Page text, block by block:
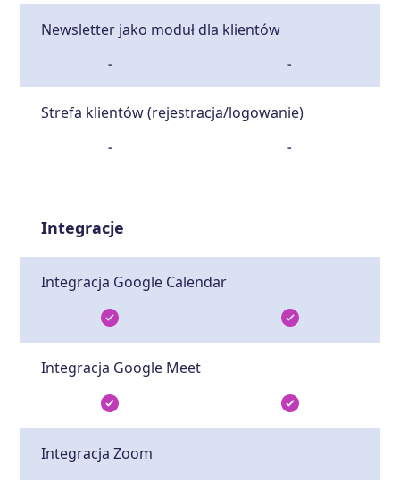
Newsletter jako moduł dla klientów
- -
Strefa klientów (rejestracja/logowanie)
- -
Integracje
Integracja Google Calendar
Integracja Google Meet
Integracja Zoom